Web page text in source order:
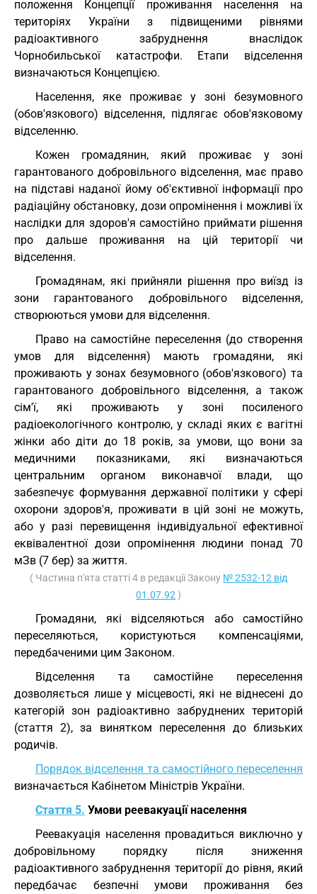
положення Концепції проживання населення на
територіях України з підвищеними рівнями
радіоактивного забруднення внаслідок
Чорнобильської катастрофи. Етапи відселення
визначаються Концепцією.
Населення, яке проживає у зоні безумовного
(обов'язкового) відселення, підлягає обов'язковому
відселенню.
Кожен громадянин, який проживає у зоні
гарантованого добровільного відселення, має право
на підставі наданої йому об'єктивної інформації про
радіаційну обстановку, дози опромінення і можливі їх
наслідки для здоров'я самостійно приймати рішення
про дальше проживання на цій території чи
відселення.
Громадянам, які прийняли рішення про виїзд із
зони гарантованого добровільного відселення,
створюються умови для відселення.
Право на самостійне переселення (до створення
умов для відселення) мають громадяни, які
проживають у зонах безумовного (обов'язкового) та
гарантованого добровільного відселення, а також
сім'ї, які проживають у зоні посиленого
радіоекологічного контролю, у складі яких є вагітні
жінки або діти до 18 років, за умови, що вони за
медичними показниками, які визначаються
центральним органом виконавчої влади, що
забезпечує формування державної політики у сфері
охорони здоров'я, проживати в цій зоні не можуть,
або у разі перевищення індивідуальної ефективної
еквівалентної дози опромінення людини понад 70
мЗв (7 бер) за життя.
( Частина п'ята статті 4 в редакції Закону № 2532-12 від
01.07.92 )
Громадяни, які відселяються або самостійно
переселяються, користуються компенсаціями,
передбаченими цим Законом.
Відселення та самостійне переселення
дозволяється лише у місцевості, які не віднесені до
категорій зон радіоактивно забруднених територій
(стаття 2), за винятком переселення до близьких
родичів.
Порядок відселення та самостійного переселення
визначається Кабінетом Міністрів України.
Стаття 5. Умови реевакуації населення
Реевакуація населення провадиться виключно у
добровільному порядку після зниження
радіоактивного забруднення території до рівня, який
передбачає безпечні умови проживання без